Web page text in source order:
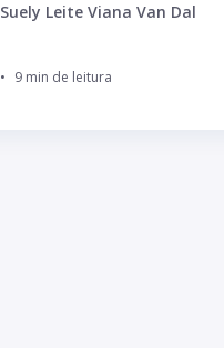
Suely Leite Viana Van Dal
•